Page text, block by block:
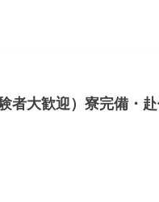
者大歓迎）寮完備・